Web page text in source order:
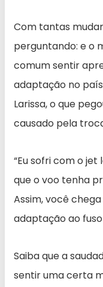
Com tantas
perguntando: e o
comum sentir
adaptação no
Larissa, o que
causado pela
“Eu sofri com o jet
que o voo tenha
Assim, você
adaptação ao
Saiba que a
sentir uma certa